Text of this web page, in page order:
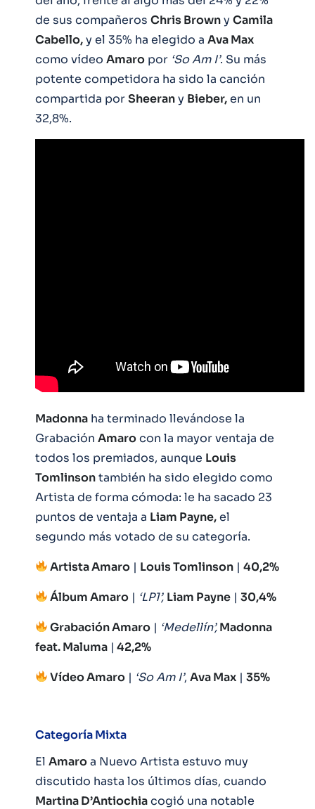
de sus compañeros Chris Browny Camila
Cabello,y el 35% ha elegido a Ava Max
como vídeo Amaro por ‘So Am I’. Su más
potente competidora ha sido la canción
compartida porSheerany Bieber,en un
32,8%.
Madonna ha terminado llevándose la
Grabación Amarocon la mayor ventaja de
todos los premiados, aunque Louis
Tomlinsontambién ha sido elegido como
Artista de forma cómoda: le ha sacado 23
puntos de ventaja a Liam Payne,el
segundo más votado de su categoría.
Artista Amaro | Louis Tomlinson |40,2%
Álbum Amaro | ‘LP1’, Liam Payne |30,4%
Grabación Amaro | ‘Medellín’,Madonna
feat. Maluma | 42,2%
Vídeo Amaro | ‘So Am I’,Ava Max |35%
Categoría Mixta
El Amaroa Nuevo Artista estuvo muy
discutido hasta los últimos días, cuando
Martina D’Antiochiacogió una notable